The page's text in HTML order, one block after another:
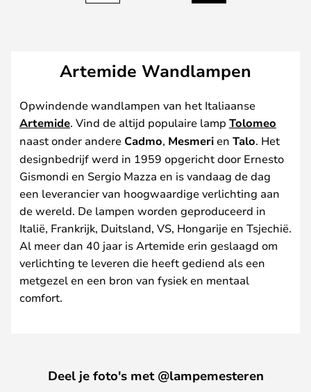
Artemide Wandlampen
Opwindende wandlampen van het Italiaanse
Artemide. Vind de altijd populaire lamp Tolomeo
naast onder andere Cadmo, Mesmerien Talo. Het
designbedrijf werd in 1959 opgericht door Ernesto
Gismondi en Sergio Mazza en is vandaag de dag
een leverancier van hoogwaardige verlichting aan
de wereld. De lampen worden geproduceerd in
Italië, Frankrijk, Duitsland, VS, Hongarije en Tsjechië.
Al meer dan 40 jaar is Artemide erin geslaagd om
verlichting te leveren die heeft gediend als een
metgezel en een bron van fysiek en mentaal
comfort.
Deel je foto's met @lampemesteren